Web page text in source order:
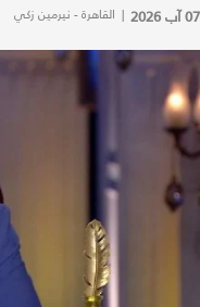
07 آب 2026 | القاهرة - نيرمين زكي